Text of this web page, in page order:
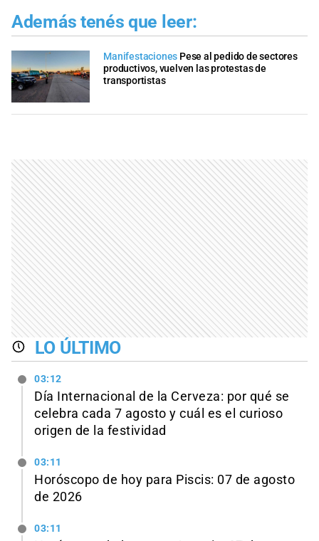
Además tenés que leer:
Manifestaciones Pese al pedido de sectores
productivos, vuelven las protestas de
transportistas
LO ÚLTIMO
03:12
Día Internacional de la Cerveza: por qué se
celebra cada 7 agosto y cuál es el curioso
origen de la festividad
03:11
Horóscopo de hoy para Piscis: 07 de agosto
de 2026
03:11